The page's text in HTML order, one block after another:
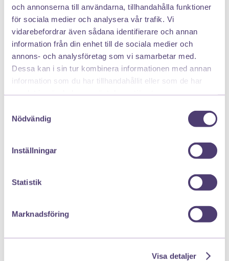
och annonserna till användarna, tillhandahålla funktioner
för sociala medier och analysera vår trafik. Vi
vidarebefordrar även sådana identifierare och annan
information från din enhet till de sociala medier och
annons- och analysföretag som vi samarbetar med.
Dessa kan i sin tur kombinera informationen med annan
information som du har tillhandahållit eller som de har
Nödvändig
Inställningar
Statistik
Marknadsföring
Visa detaljer
Vanliga frågor om stark
utdrivningsreflex
Är stark utdrivningsreflex farligt för
barnet?
du som ammar. Med rätt positioner och
Hur länge brukar en stark
Det är vanligt att besvären är tydligast under de
första veckorna när mjölkproduktionen håller på att
ställa in sig. För många lugnar det ner sig när